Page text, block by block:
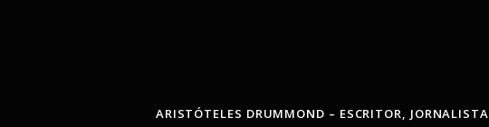
ARISTÓTELES DRUMMOND – ESCRITOR, JORNALISTA